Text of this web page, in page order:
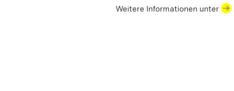
Weitere Informationen unter